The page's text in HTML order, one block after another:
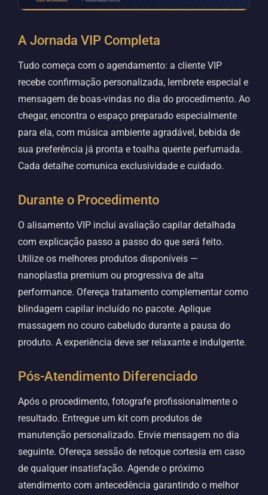
A Jornada VIP Completa
Tudo começa com o agendamento: a cliente VIP
recebe confirmação personalizada, lembrete especial e
mensagem de boas-vindas no dia do procedimento. Ao
chegar, encontra o espaço preparado especialmente
para ela, com música ambiente agradável, bebida de
sua preferência já pronta e toalha quente perfumada.
Cada detalhe comunica exclusividade e cuidado.
Durante o Procedimento
O alisamento VIP inclui avaliação capilar detalhada
com explicação passo a passo do que será feito.
Utilize os melhores produtos disponíveis —
nanoplastia premium ou progressiva de alta
performance. Ofereça tratamento complementar como
blindagem capilar incluído no pacote. Aplique
massagem no couro cabeludo durante a pausa do
produto. A experiência deve ser relaxante e indulgente.
Pós-Atendimento Diferenciado
Após o procedimento, fotografe profissionalmente o
resultado. Entregue um kit com produtos de
manutenção personalizado. Envie mensagem no dia
seguinte. Ofereça sessão de retoque cortesia em caso
de qualquer insatisfação. Agende o próximo
atendimento com antecedência garantindo o melhor